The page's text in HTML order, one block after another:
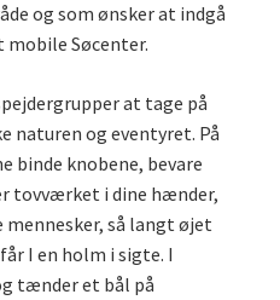
og som ønsker at indgå
mobile Søcenter.
at tage på
naturen og eventyret. På
binde knobene, bevare
tovværket i dine hænder,
mennesker, så langt øjet
I en holm i sigte. I
tænder et bål på